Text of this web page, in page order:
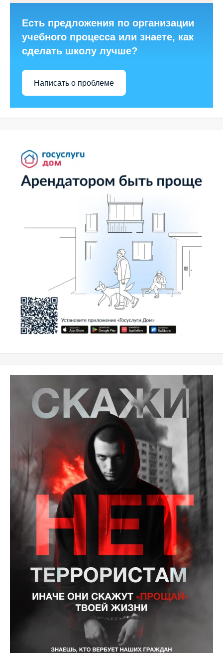
Есть предложения по организации
учебного процесса или знаете, как
сделать школу лучше?
Написать о проблеме